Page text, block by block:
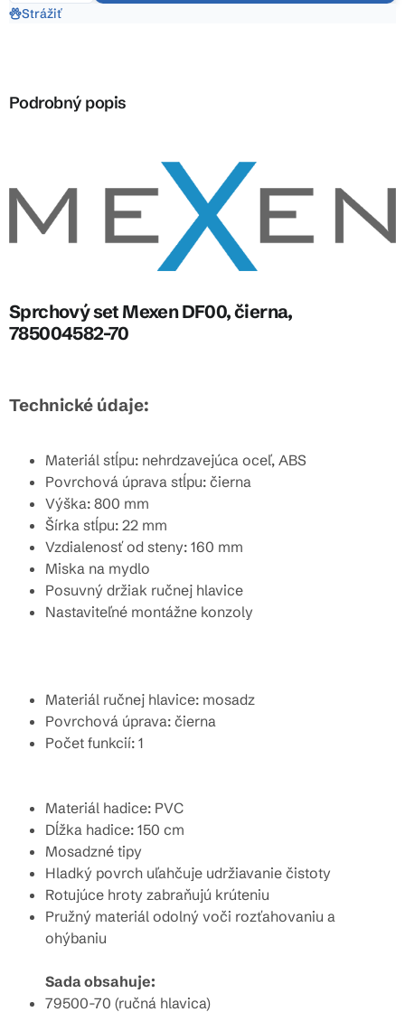
Strážiť
Podrobný popis
Sprchový set Mexen DF00, čierna,
785004582-70
Technické údaje:
Materiál stĺpu: nehrdzavejúca oceľ, ABS
Povrchová úprava stĺpu: čierna
Výška: 800 mm
Šírka stĺpu: 22 mm
Vzdialenosť od steny: 160 mm
Miska na mydlo
Posuvný držiak ručnej hlavice
Nastaviteľné montážne konzoly
Materiál ručnej hlavice: mosadz
Povrchová úprava: čierna
Počet funkcií: 1
Materiál hadice: PVC
Dĺžka hadice: 150 cm
Mosadzné tipy
Hladký povrch uľahčuje udržiavanie čistoty
Rotujúce hroty zabraňujú krúteniu
Pružný materiál odolný voči rozťahovaniu a
ohýbaniu
Sada obsahuje:
79500-70 (ručná hlavica)